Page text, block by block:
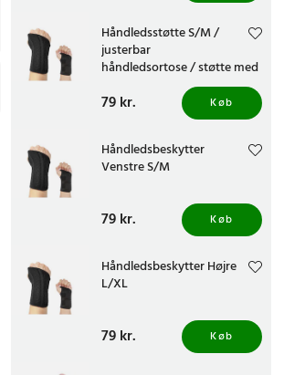
Håndledsstøtte S/M /
justerbar
håndledsortose / støtte med
skinne / støtte ved
håndledsproblemer
Pris:79 kr.
79 kr. Køb
Håndledsbeskytter
Venstre S/M
Pris:79 kr.
79 kr. Køb
Håndledsbeskytter Højre
L/XL
Pris:79 kr.
79 kr. Køb